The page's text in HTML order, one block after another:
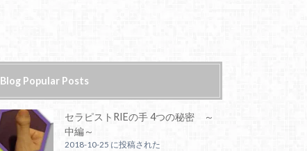
Blog Popular Posts
セラピストRIEの手 4つの秘密 ～
中編～
2018-10-25 に投稿された